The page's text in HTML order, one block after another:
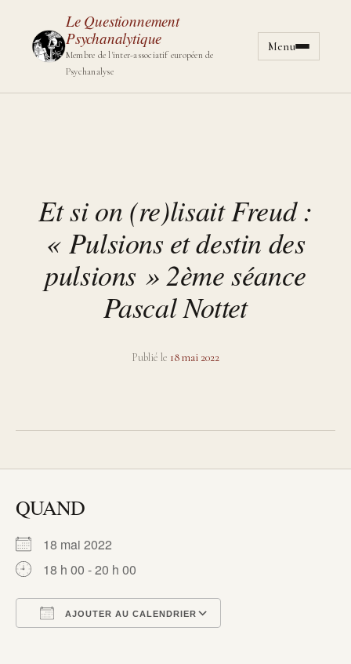
Le Questionnement
Psychanalytique
Membre de l'inter-associatif européen de
Psychanalyse
Aller au
Menu
Et si on (re)lisait Freud :
« Pulsions et destin des
pulsions » 2ème séance
Pascal Nottet
Publié le 18 mai 2022
QUAND
18 mai 2022
18 h 00 - 20 h 00
AJOUTER AU CALENDRIER